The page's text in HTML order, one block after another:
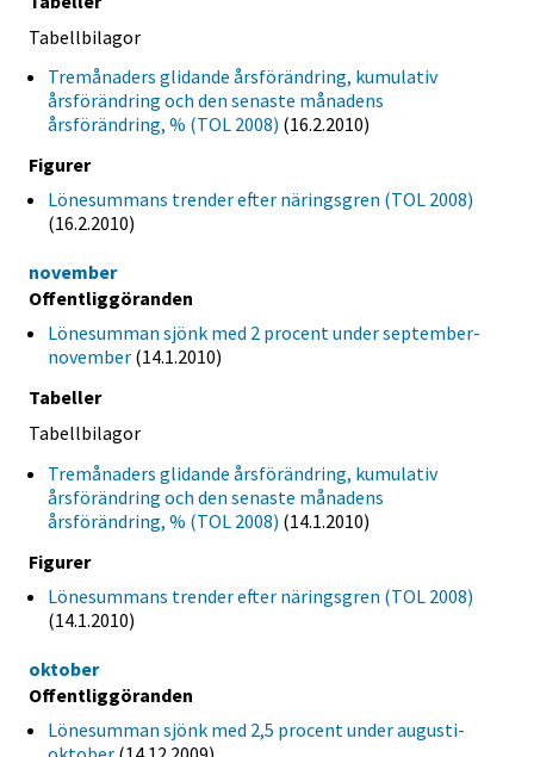
Tabellbilagor
Tremånaders glidande årsförändring, kumulativ
årsförändring och den senaste månadens
årsförändring, % (TOL 2008) (16.2.2010)
Figurer
Lönesummans trender efter näringsgren (TOL 2008)
(16.2.2010)
november
Offentliggöranden
Lönesumman sjönk med 2 procent under september-
november (14.1.2010)
Tabeller
Tabellbilagor
Tremånaders glidande årsförändring, kumulativ
årsförändring och den senaste månadens
årsförändring, % (TOL 2008) (14.1.2010)
Figurer
Lönesummans trender efter näringsgren (TOL 2008)
(14.1.2010)
oktober
Offentliggöranden
Lönesumman sjönk med 2,5 procent under augusti-